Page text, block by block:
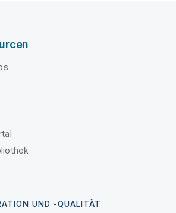
UND -QUALITÄT